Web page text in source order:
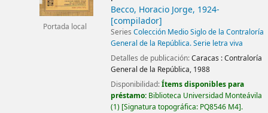
Portada local
Becco, Horacio Jorge, 1924-
[compilador]
Series Colección Medio Siglo de la Contraloría
General de la República. Serie letra viva
Detalles de publicación:Caracas :Contraloría
General de la República, 1988
Disponibilidad:Ítems disponibles para
préstamo: Biblioteca Universidad Monteávila
(1) Signatura topográfica: PQ8546 M4 .